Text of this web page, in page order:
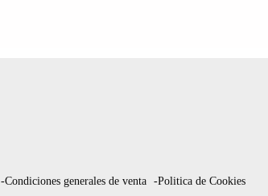
-Condiciones generales de venta -Politica de Cookies